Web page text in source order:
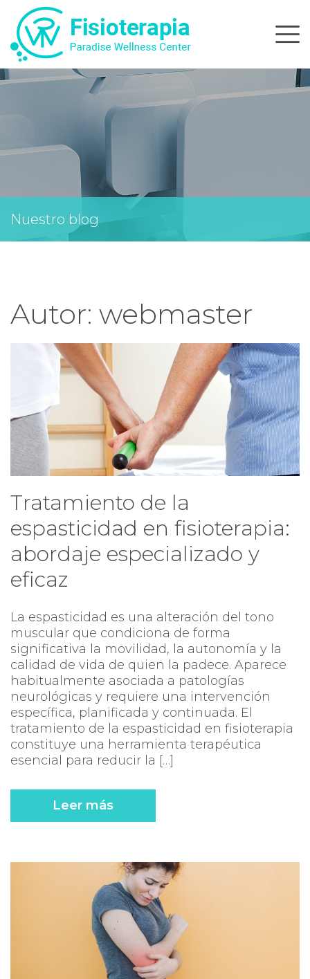
content
Nuestro blog
Autor: webmaster
Tratamiento de la
espasticidad en fisioterapia:
abordaje especializado y
eficaz
La espasticidad es una alteración del tono
muscular que condiciona de forma
significativa la movilidad, la autonomía y la
calidad de vida de quien la padece. Aparece
habitualmente asociada a patologías
neurológicas y requiere una intervención
específica, planificada y continuada. El
tratamiento de la espasticidad en fisioterapia
constituye una herramienta terapéutica
esencial para reducir la […]
Leer más